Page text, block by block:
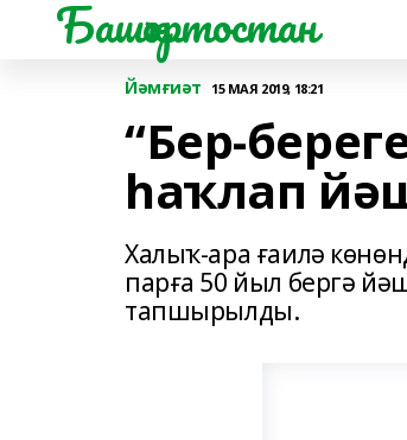
Башҡортостан
Йәмғиәт 15 МАЯ 2019, 18:21
“Бер-
һаҡлап
Халыҡ-ара ғаилә
парға 50 йыл бергә
тапшырылды.